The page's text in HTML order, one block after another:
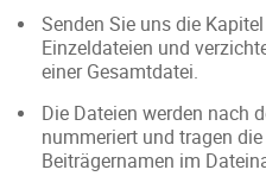
Senden Sie uns die
Einzeldateien und
einer Gesamtdatei.
Die Dateien werden nach
nummeriert und tragen
Beiträgernamen im